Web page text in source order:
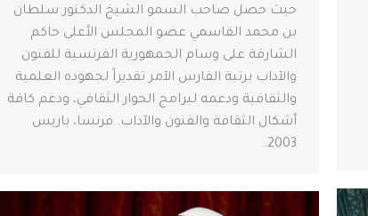
حيث حصل صاحب السمو الشيخ الدكتور سلطان
بن محمد القاسمي عضو المجلس الأعلى حاكم
الشارقة على وسام الجمهورية الفرنسية للفنون
والآداب برتبة الفارس الآمر تقديراً لجهوده العلمية
والثقافية ودعمه لبرامج الحوار الثقافي، ودعم كافة
أشكال الثقافة والفنون والآداب. فرنسا، باريس
2003.